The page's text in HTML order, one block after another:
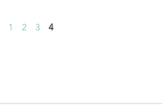
1 2 3 4